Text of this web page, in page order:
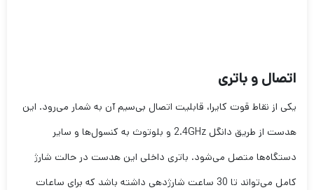
اتصال و باتری
یکی از نقاط قوت کایرا، قابلیت اتصال بی‌سیم آن به شمار می‌رود. این
هدست از طریق دانگل 2.4GHz و بلوتوث به کنسول‌ها و سایر
دستگاه‌ها متصل می‌شود. باتری داخلی این هدست در حالت شارژ
کامل می‌تواند تا 30 ساعت شارژدهی داشته باشد که برای ساعات